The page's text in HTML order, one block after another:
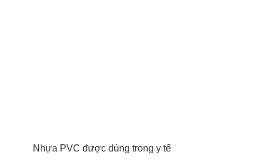
Nhựa PVC được dùng trong y tế